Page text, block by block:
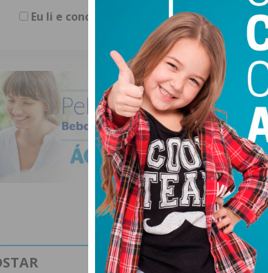
Eu li e concordo com os termos e condições